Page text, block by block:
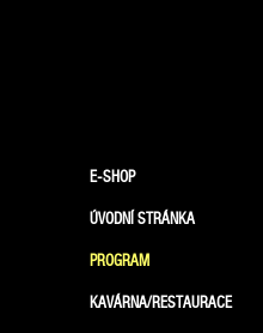
E-SHOP
ÚVODNÍ STRÁNKA
PROGRAM
KAVÁRNA/RESTAURACE